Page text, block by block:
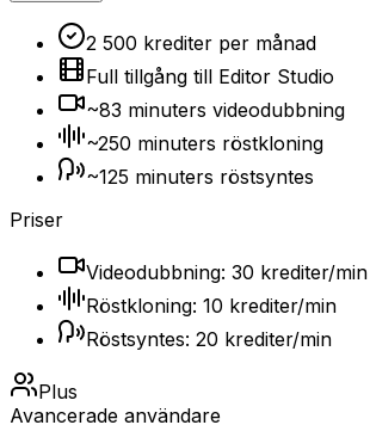
2 500 krediter per månad
Full tillgång till Editor Studio
~83 minuters videodubbning
~250 minuters röstkloning
~125 minuters röstsyntes
Priser
Videodubbning: 30 krediter/min
Röstkloning: 10 krediter/min
Röstsyntes: 20 krediter/min
Plus
Avancerade användare